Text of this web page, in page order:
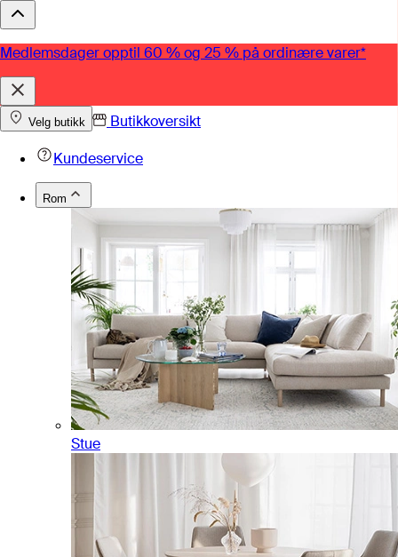
Medlemsdager opptil 60 % og 25 % på ordinære varer*
Velg butikk
Butikkoversikt
Kundeservice
Rom
Stue